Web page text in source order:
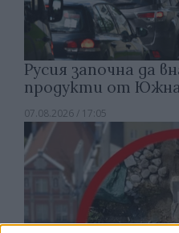
Русия започна да
продукти от
07.08.2026 / 17:05